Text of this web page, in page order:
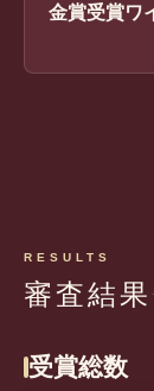
金賞受賞ワ
RESULTS
審査結果
受賞総数